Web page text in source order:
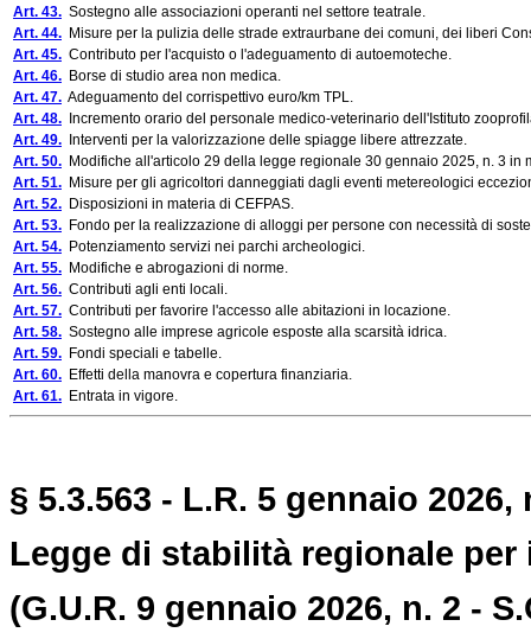
Art. 43. Sostegno alle associazioni operanti nel settore teatrale.
Art. 44. Misure per la pulizia delle strade extraurbane dei comuni, dei liberi
Art. 45. Contributo per l'acquisto o l'adeguamento di autoemoteche.
Art. 46. Borse di studio area non medica.
Art. 47. Adeguamento del corrispettivo euro/km TPL.
Art. 48. Incremento orario del personale medico-veterinario dell'Istituto
Art. 49. Interventi per la valorizzazione delle spiagge libere attrezzate.
Art. 50. Modifiche all'articolo 29 della legge regionale 30 gennaio 2025, n. 3 in
Art. 51. Misure per gli agricoltori danneggiati dagli eventi metereologici
Art. 52. Disposizioni in materia di CEFPAS.
Art. 53. Fondo per la realizzazione di alloggi per persone con necessità di
Art. 54. Potenziamento servizi nei parchi archeologici.
Art. 55. Modifiche e abrogazioni di norme.
Art. 56. Contributi agli enti locali.
Art. 57. Contributi per favorire l'accesso alle abitazioni in locazione.
Art. 58. Sostegno alle imprese agricole esposte alla scarsità idrica.
Art. 59. Fondi speciali e tabelle.
Art. 60. Effetti della manovra e copertura finanziaria.
Art. 61. Entrata in vigore.
§ 5.3.563 - L.R. 5 gennaio 2026,
Legge di stabilità regionale per
(G.U.R. 9 gennaio 2026, n. 2 -